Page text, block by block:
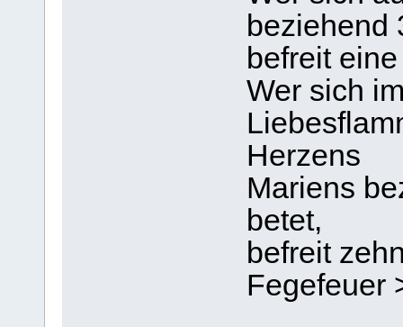
beziehend
befreit
Wer sich
Herzens
Mariens
betet,
befreit
Fegefeuer